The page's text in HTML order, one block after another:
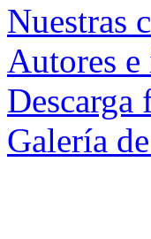
Nuestras
Autores
Descarga
Galería